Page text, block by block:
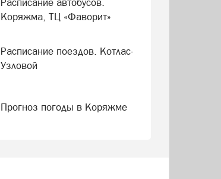
Коряжма, ТЦ «Фаворит»
Расписание поездов. Котлас-
Узловой
Прогноз погоды в Коряжме